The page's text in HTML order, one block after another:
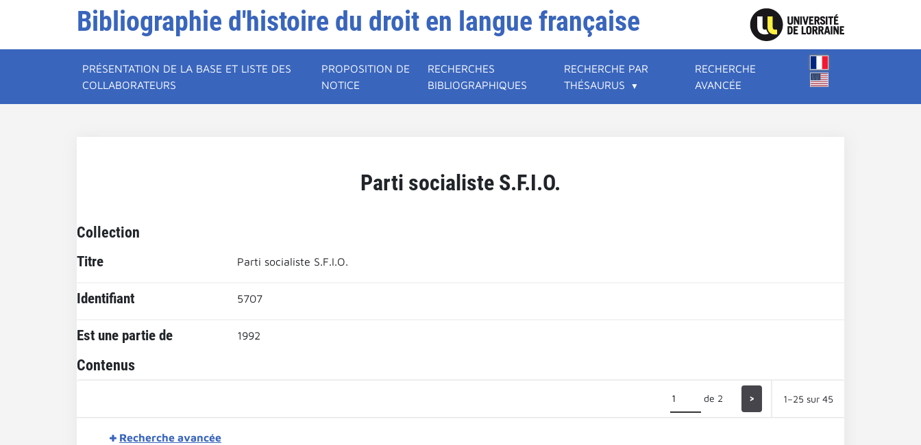
Bibliographie d'histoire du droit en langue française
PRÉSENTATION DE LA BASE ET LISTE DES
COLLABORATEURS
PROPOSITION DE
NOTICE
RECHERCHES
BIBLIOGRAPHIQUES
RECHERCHE PAR
THÉSAURUS
RECHERCHE
AVANCÉE
Parti socialiste S.F.I.O.
Collection
Titre Parti socialiste S.F.I.O.
Identifiant 5707
Est une partie de 1992
Contenus
de 2 > 1–25 sur 45
Recherche avancée